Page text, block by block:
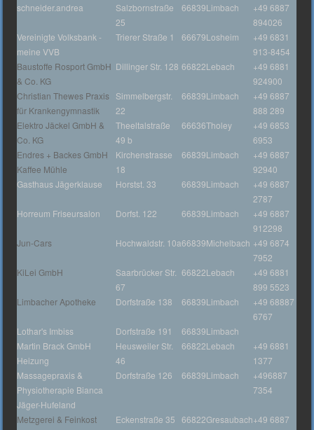
schneider.andrea
Salzbornstraße
25
66839Limbach
+49 6887
894026
Vereinigte Volksbank -
meine VVB
Trierer Straße 1 66679Losheim
+49 6831
913-8454
Baustoffe Rosport GmbH
& Co. KG
Dillinger Str. 128 66822Lebach
+49 6881
924900
Christian Thewes Praxis
für Krankengymnastik
Simmelbergstr.
22
66839Limbach
+49 6887
888 289
Elektro Jäckel GmbH &
Co. KG
Theeltalstraße
49 b
66636Tholey
+49 6853
6953
Endres + Backes GmbH
Kaffee Mühle
Kirchenstrasse
18
66839Limbach
+49 6887
92940
Gasthaus Jägerklause
Horstst. 33 66839Limbach
+49 6887
2787
Horreum Friseursalon
Dorfst. 122 66839Limbach
+49 6887
912298
Jun-Cars
Hochwaldstr. 10a66839Michelbach +49 6874
7952
KiLei GmbH
Saarbrücker Str.
67
66822Lebach
+49 6881
899 5523
Limbacher Apotheke
Dorfstraße 138 66839Limbach
+49 68887
6767
Lothar's Imbiss
Dorfstraße 191 66839Limbach
Martin Brack GmbH
Heizung
Heusweiler Str.
46
66822Lebach
+49 6881
1377
Massagepraxis &
Physiotherapie Bianca
Jäger-Hufeland
Dorfstraße 126 66839Limbach
+496887
7354
Metzgerei & Feinkost
Eckenstraße 35 66822Gresaubach+49 6887